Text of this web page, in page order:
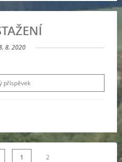
8. 2020
příspěvek
1 2